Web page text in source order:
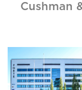
Cushman